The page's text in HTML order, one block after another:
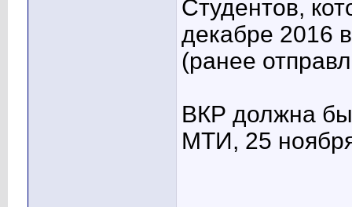
Студентов,
декабре 2016
(ранее
ВКР должна
МТИ, 25